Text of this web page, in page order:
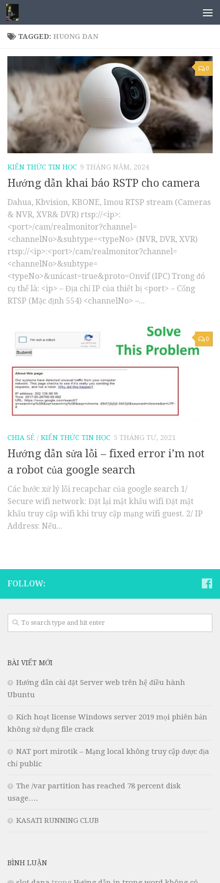
TAGGED: HUONG DAN
0
KIẾN THỨC TIN HỌC 9 THÁNG NĂM, 2024
Hướng dẫn khai báo RSTP cho camera
Dahua, Kbvision, KBONE, Imou RTSP stream (Cameras
& NVR, XVR& DVR) rtsp://<ip>:
<port>/cam/realmonitor?channel=
<channelNo>&subtype=<typeNo> (NVR, DVR, XVR)
rtsp://<ip>:<port>/cam/realmonitor?channel=
<channelNo>&subtype=
<typeNo>&unicast=true&proto=Onvif (IPC) Trong đó
cụ thể là: <ip> – Địa chỉ IP của thiết bị <port> – Cổng
RTSP (Mặc định 554) <channelNo> –...
0
CHIA SẺ / KIẾN THỨC TIN HỌC 5 THÁNG TƯ, 2021
Hướng dẫn sửa lỗi – fixed error i’m not
a robot của google search
Các bước xử lý lỗi recapchar của google search 1/
Secure wifi network: Đặt lại mật khẩu wifi Đặt mật
khẩu truy cập wifi khi truy cập mạng wifi guest. 2/ IP
Address: Nếu...
FOLLOW:
BÀI VIẾT MỚI
Hướng dẫn cài đặt Server web trên hệ điều hành
Ubuntu
Kích hoạt license Windows server 2019 mọi phiên bản
không sử dụng file crack
NAT port mirotik – Mạng local không truy cập được địa
chỉ public
The /var partition has reached 78 percent disk
usage….
KASATI RUNNING CLUB
BÌNH LUẬN